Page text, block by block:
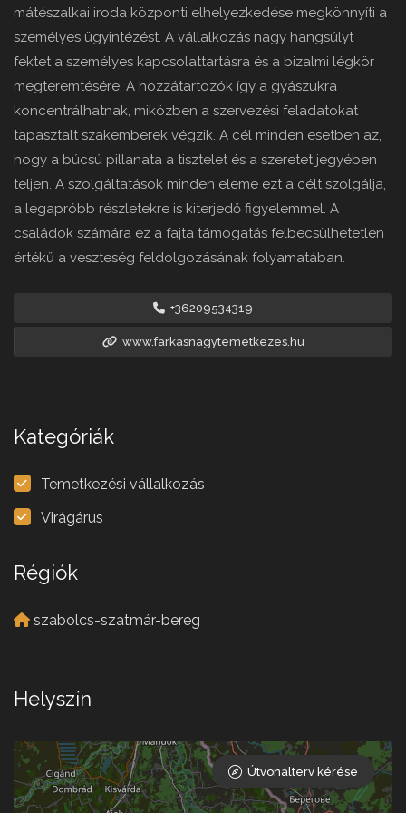
mátészalkai iroda központi elhelyezkedése megkönnyíti a
személyes ügyintézést. A vállalkozás nagy hangsúlyt
fektet a személyes kapcsolattartásra és a bizalmi légkör
megteremtésére. A hozzátartozók így a gyászukra
koncentrálhatnak, miközben a szervezési feladatokat
tapasztalt szakemberek végzik. A cél minden esetben az,
hogy a búcsú pillanata a tisztelet és a szeretet jegyében
teljen. A szolgáltatások minden eleme ezt a célt szolgálja,
a legapróbb részletekre is kiterjedő figyelemmel. A
családok számára ez a fajta támogatás felbecsülhetetlen
értékű a veszteség feldolgozásának folyamatában.
+36209534319
www.farkasnagytemetkezes.hu
Kategóriák
Temetkezési vállalkozás
Virágárus
Régiók
szabolcs-szatmár-bereg
Helyszín
Útvonalterv kérése